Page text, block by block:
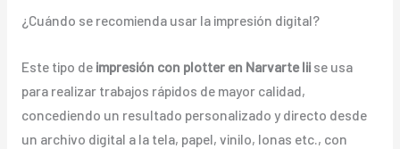
¿Cuándo se recomienda usar la impresión digital?
Este tipo de impresión con plotter en Narvarte Iiise usa
para realizar trabajos rápidos de mayor calidad,
concediendo un resultado personalizado y directo desde
un archivo digital a la tela, papel, vinilo, lonas etc., con